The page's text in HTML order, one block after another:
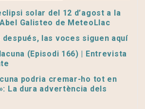
solar del 12 d’agost a la
Galisteo de MeteoLlac
después, las voces siguen aquí
(Episodi 166) | Entrevista
podria cremar-ho tot en
La dura advertència dels